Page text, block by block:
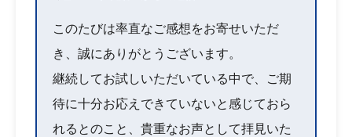
このたびは率直なご感想をお寄せいただ
き、誠にありがとうございます。
継続してお試しいただいている中で、ご期
待に十分お応えできていないと感じておら
れるとのこと、貴重なお声として拝見いた